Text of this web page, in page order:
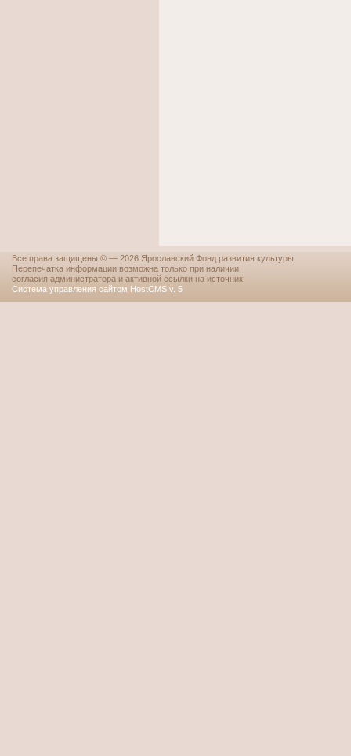
Все права защищены © — 2026 Ярославский Фонд развития культуры
Перепечатка информации возможна только при наличии
согласия администратора и активной ссылки на источник!
Система управления сайтом HostCMS v. 5